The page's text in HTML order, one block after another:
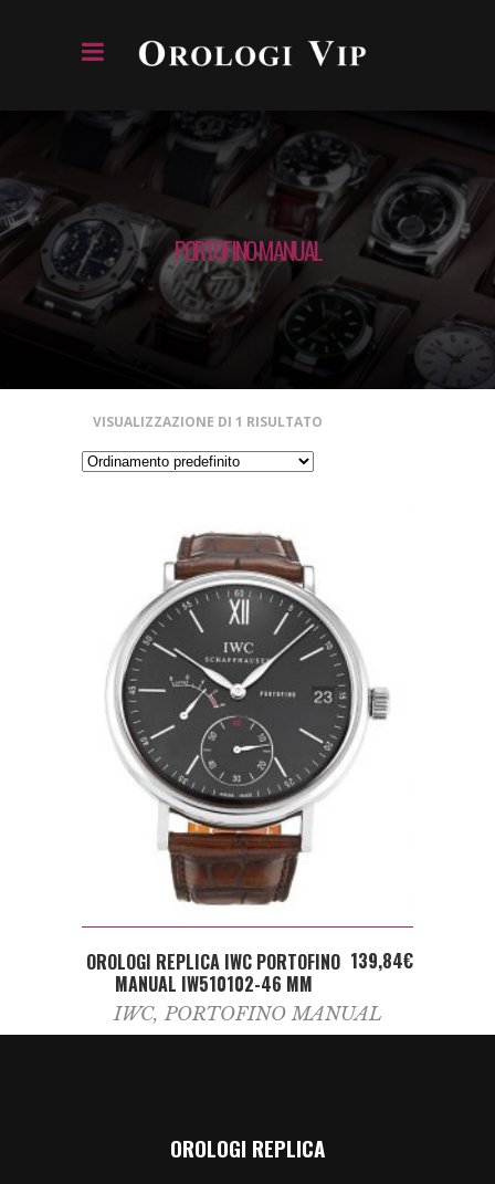
PORTOFINO MANUAL
VISUALIZZAZIONE DI 1 RISULTATO
ADD TO CART
OROLOGI REPLICA IWC PORTOFINO
MANUAL IW510102-46 MM
139,84€
IWC, PORTOFINO MANUAL
OROLOGI REPLICA